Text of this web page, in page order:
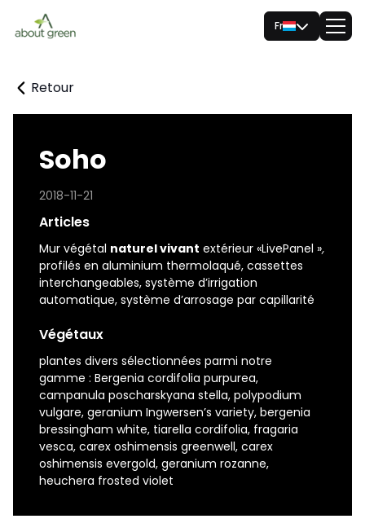
Fr
Retour
Soho
2018-11-21
Articles
Mur végétal naturel vivant extérieur «LivePanel »,
profilés en aluminium thermolaqué, cassettes
interchangeables, système d’irrigation
automatique, système d’arrosage par capillarité
Végétaux
plantes divers sélectionnées parmi notre
gamme : Bergenia cordifolia purpurea,
campanula poscharskyana stella, polypodium
vulgare, geranium Ingwersen’s variety, bergenia
bressingham white, tiarella cordifolia, fragaria
vesca, carex oshimensis greenwell, carex
oshimensis evergold, geranium rozanne,
heuchera frosted violet